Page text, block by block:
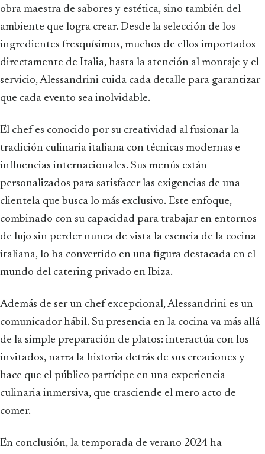
obra maestra de sabores y estética, sino también del
ambiente que logra crear. Desde la selección de los
ingredientes fresquísimos, muchos de ellos importados
directamente de Italia, hasta la atención al montaje y el
servicio, Alessandrini cuida cada detalle para garantizar
que cada evento sea inolvidable.
El chef es conocido por su creatividad al fusionar la
tradición culinaria italiana con técnicas modernas e
influencias internacionales. Sus menús están
personalizados para satisfacer las exigencias de una
clientela que busca lo más exclusivo. Este enfoque,
combinado con su capacidad para trabajar en entornos
de lujo sin perder nunca de vista la esencia de la cocina
italiana, lo ha convertido en una figura destacada en el
mundo del catering privado en Ibiza.
Además de ser un chef excepcional, Alessandrini es un
comunicador hábil. Su presencia en la cocina va más allá
de la simple preparación de platos: interactúa con los
invitados, narra la historia detrás de sus creaciones y
hace que el público partícipe en una experiencia
culinaria inmersiva, que trasciende el mero acto de
comer.
En conclusión, la temporada de verano 2024 ha